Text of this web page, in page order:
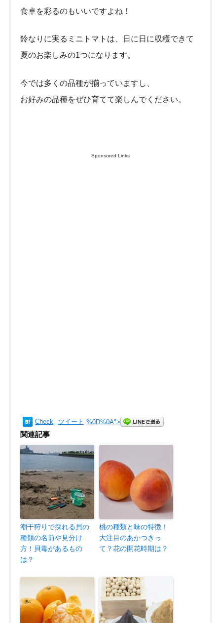
食卓を彩るのもいいですよね！
鈴なりに実るミニトマトは、日に日に収穫できて
夏のお楽しみの1つになります。
今では多くの品種が揃っていますし、
お好みの品種をぜひ育てて楽しんでください。
Sponsored Links
Check ツイート %0D%0A">
関連記事
潮干狩りで採れる貝の
種類の名前や見分け
方！貝毒があるもの
は？
桃の種類と味の特徴！
大注目のあかつきっ
て？花の開花時期は？